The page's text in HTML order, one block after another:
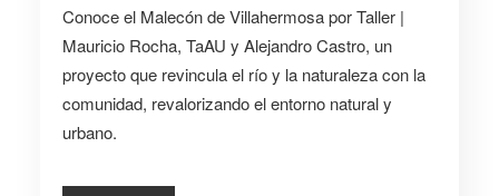
Conoce el Malecón de Villahermosa por Taller |
Mauricio Rocha, TaAU y Alejandro Castro, un
proyecto que revincula el río y la naturaleza con la
comunidad, revalorizando el entorno natural y
urbano.